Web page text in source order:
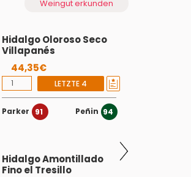
Weingut erkunden
Hidalgo Oloroso Seco
Villapanés
44,35€
LETZTE 4
Parker 91 Peñin 94
Hidalgo Amontillado
Fino el Tresillo